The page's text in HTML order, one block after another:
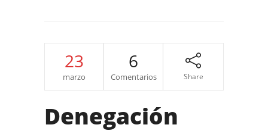
23
marzo
6
Comentarios Share
Denegación